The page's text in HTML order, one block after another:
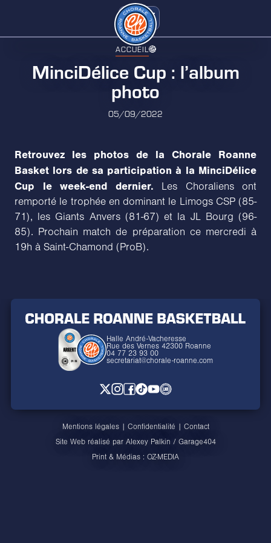
ACCUEIL
MinciDélice Cup : l’album
photo
05/09/2022
Retrouvez les photos de la Chorale Roanne
Basket lors de sa participation à la MinciDélice
Cup le week-end dernier. Les Choraliens ont
remporté le trophée en dominant le Limogs CSP (85-
71), les Giants Anvers (81-67) et la JL Bourg (96-
85). Prochain match de préparation ce mercredi à
19h à Saint-Chamond (ProB).
Halle André-Vacheresse
Rue des Vernes 42300 Roanne
04 77 23 93 00
secretariat@chorale-roanne.com
Mentions légales| Confidentialité | Contact
Site Web réalisé par Alexey Palkin / Garage404
Print & Médias : OZ-MEDIA